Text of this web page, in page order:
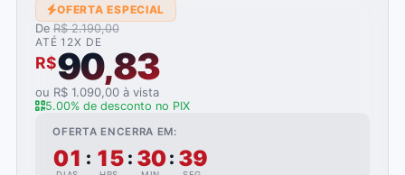
OFERTA ESPECIAL
De R$ 2.190,00
ATÉ 12X DE
R$90,83
ou R$ 1.090,00 à vista
5.00% de desconto no PIX
OFERTA ENCERRA EM:
01 : 15 : 30 : 37